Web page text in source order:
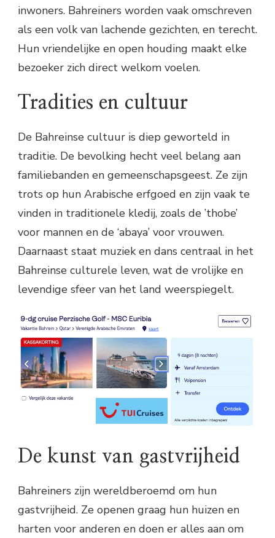
inwoners. Bahreiners worden vaak omschreven
als een volk van lachende gezichten, en terecht.
Hun vriendelijke en open houding maakt elke
bezoeker zich direct welkom voelen.
Tradities en cultuur
De Bahreinse cultuur is diep geworteld in
traditie. De bevolking hecht veel belang aan
familiebanden en gemeenschapsgeest. Ze zijn
trots op hun Arabische erfgoed en zijn vaak te
vinden in traditionele kledij, zoals de ’thobe’
voor mannen en de ‘abaya’ voor vrouwen.
Daarnaast staat muziek en dans centraal in het
Bahreinse culturele leven, wat de vrolijke en
levendige sfeer van het land weerspiegelt.
De kunst van gastvrijheid
Bahreiners zijn wereldberoemd om hun
gastvrijheid. Ze openen graag hun huizen en
harten voor anderen en doen er alles aan om